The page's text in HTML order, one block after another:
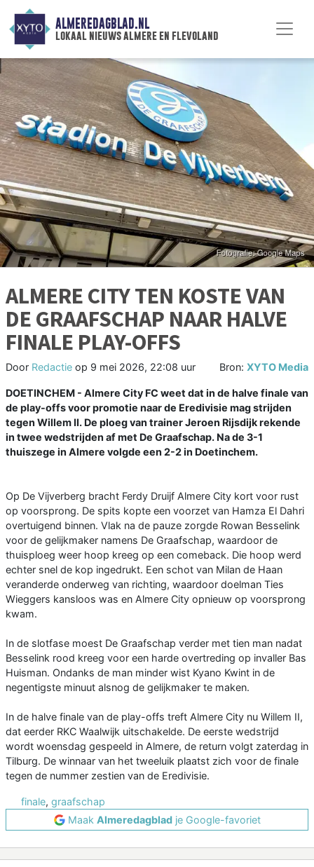
ALMEREDAGBLAD.NL
lokaal nieuws almere en flevoland
ALMERE CITY TEN KOSTE VAN
DE GRAAFSCHAP NAAR HALVE
FINALE PLAY-OFFS
Door Redactie op 9 mei 2026, 22:08 uur Bron: XYTO Media
DOETINCHEM - Almere City FC weet dat in de halve finale van
de play-offs voor promotie naar de Eredivisie mag strijden
tegen Willem II. De ploeg van trainer Jeroen Rijsdijk rekende
in twee wedstrijden af met De Graafschap. Na de 3-1
thuiszege in Almere volgde een 2-2 in Doetinchem.
Op De Vijverberg bracht Ferdy Druijf Almere City kort voor rust
op voorsprong. De spits kopte een voorzet van Hamza El Dahri
overtuigend binnen. Vlak na de pauze zorgde Rowan Besselink
voor de gelijkmaker namens De Graafschap, waardoor de
thuisploeg weer hoop kreeg op een comeback. Die hoop werd
echter snel de kop ingedrukt. Een schot van Milan de Haan
veranderde onderweg van richting, waardoor doelman Ties
Wieggers kansloos was en Almere City opnieuw op voorsprong
kwam.
In de slotfase moest De Graafschap verder met tien man nadat
Besselink rood kreeg voor een harde overtreding op invaller Bas
Huisman. Ondanks de man minder wist Kyano Kwint in de
negentigste minuut alsnog de gelijkmaker te maken.
In de halve finale van de play-offs treft Almere City nu Willem II,
dat eerder RKC Waalwijk uitschakelde. De eerste wedstrijd
wordt woensdag gespeeld in Almere, de return volgt zaterdag in
Tilburg. De winnaar van het tweeluik plaatst zich voor de finale
tegen de nummer zestien van de Eredivisie.
finale, graafschap
Maak Almeredagbladje Google-favoriet